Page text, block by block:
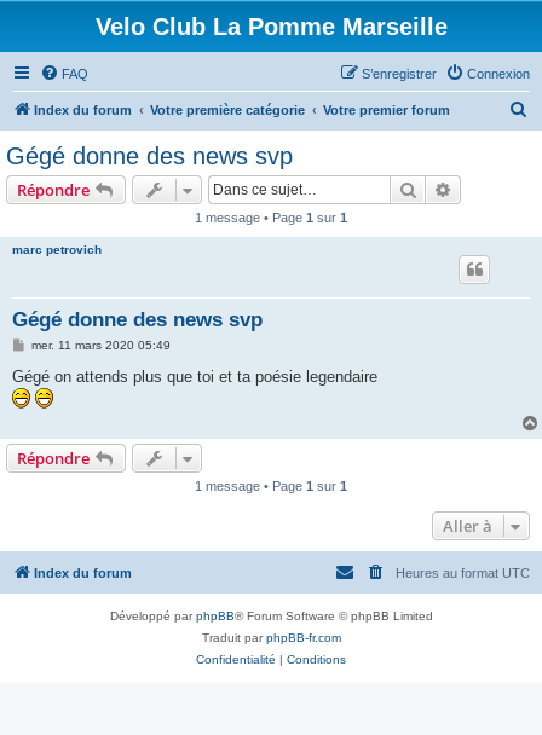
Velo Club La Pomme Marseille
FAQ Connexion
S’enregistrer
Index du forum Votre première catégorie Votre premier forum
Gégé donne des news svp
Répondre Rechercher
1 message • Page 1 sur 1
marc petrovich
Gégé donne des news svp
M
s
s
a
mer. 11 mars 2020 05:49
Gégé on attends plus que toi et ta poésie legendaire
Répondre
1 message • Page 1 sur 1
Aller à
Index du forum Heures au format UTC
Développé parphpBB® Forum Software © phpBB Limited
Traduit parphpBB-fr.com
Confidentialité | Conditions